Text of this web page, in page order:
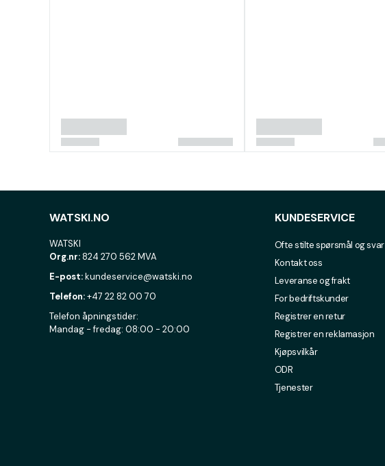
WATSKI.NO
WATSKI
Org.nr:824 270 562 MVA
E-post:kundeservice@watski.no
Telefon:+47 22 82 00 70
Telefon åpningstider:
Mandag - fredag: 08:00 - 20:00
KUNDESERVICE
Ofte stilte spørsmål og svar
Kontakt oss
Leveranse og frakt
For bedriftskunder
Registrer en retur
Registrer en reklamasjon
Kjøpsvilkår
ODR
Tjenester